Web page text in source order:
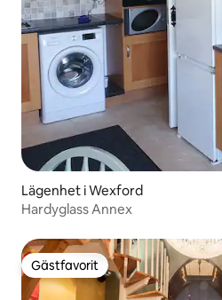
Lägenhet i Wexford
Hardyglass Annex
Gästfavorit
Gästfavorit